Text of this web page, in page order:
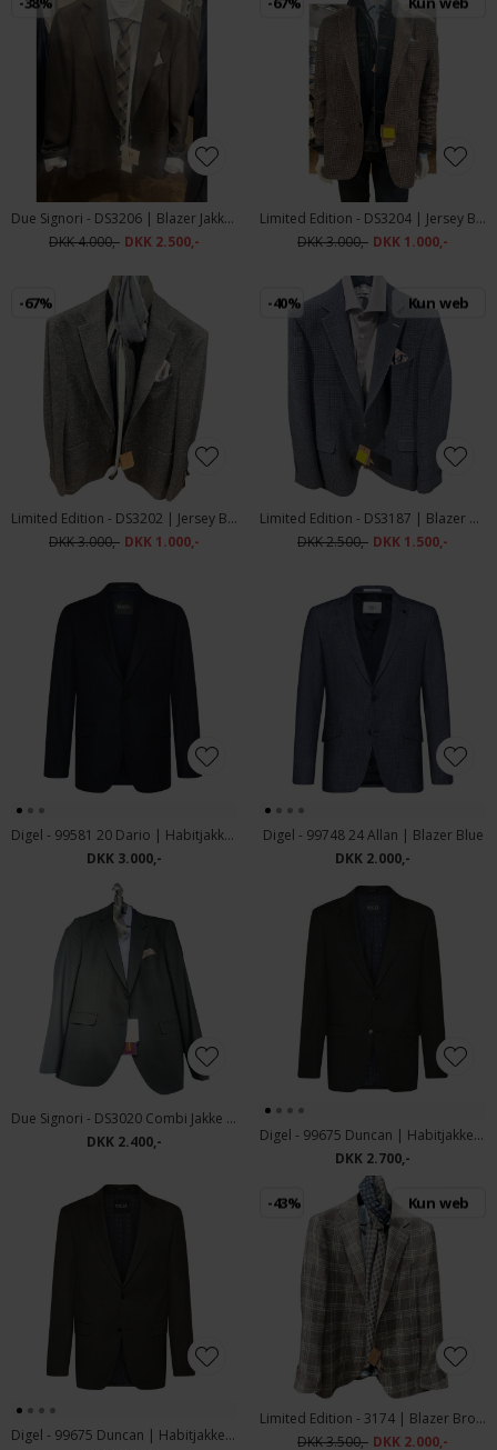
Due Signori - DS3206 | Blazer Jakke Dark Brown
DKK 4.000,- DKK 2.500,-
Limited Edition - DS3204 | Jersey Blazer Blue
DKK 3.000,- DKK 1.000,-
-67%
Limited Edition - DS3202 | Jersey Blazer Navy
DKK 3.000,- DKK 1.000,-
-40% Kun web
Limited Edition - DS3187 | Blazer Navy
DKK 2.500,- DKK 1.500,-
Digel - 99581 20 Dario | Habitjakke Navy
DKK 3.000,-
Digel - 99748 24 Allan | Blazer Blue
DKK 2.000,-
Due Signori - DS3020 Combi Jakke | Habitjakke Green
DKK 2.400,-
Digel - 99675 Duncan | Habitjakke Grøn
DKK 2.700,-
Digel - 99675 Duncan | Habitjakke Brun
-43% Kun web
Limited Edition - 3174 | Blazer Brown
DKK 3.500,- DKK 2.000,-